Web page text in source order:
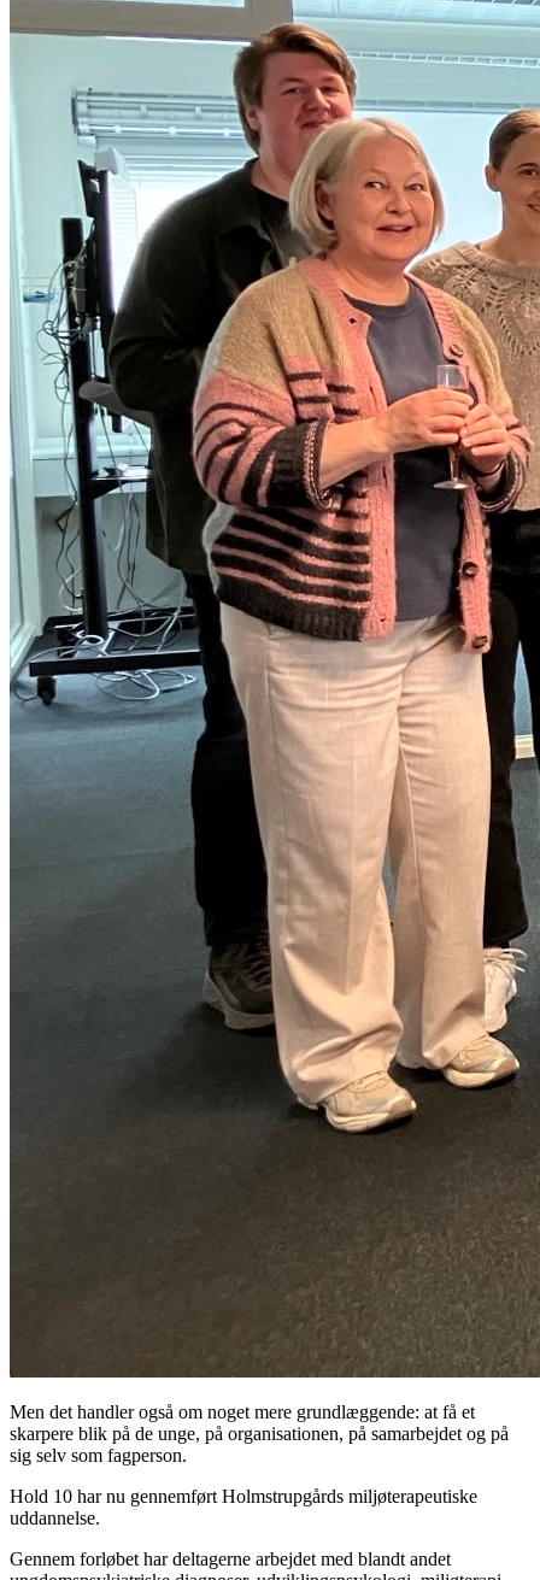
Men det handler også om noget mere grundlæggende: at få et
skarpere blik på de unge, på organisationen, på samarbejdet og på
sig selv som fagperson.
Hold 10 har nu gennemført Holmstrupgårds miljøterapeutiske
uddannelse.
Gennem forløbet har deltagerne arbejdet med blandt andet